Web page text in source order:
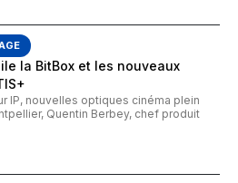
la BitBox et les nouveaux
IP, nouvelles optiques cinéma plein
Quentin Berbey, chef produit